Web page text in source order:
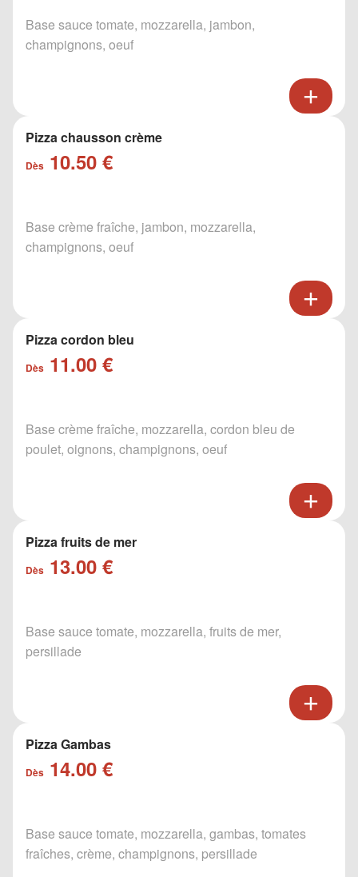
Base sauce tomate, mozzarella, jambon,
champignons, oeuf
Pizza chausson crème
Dès 10.50 €
Base crème fraîche, jambon, mozzarella,
champignons, oeuf
Pizza cordon bleu
Dès 11.00 €
Base crème fraîche, mozzarella, cordon bleu de
poulet, oignons, champignons, oeuf
Pizza fruits de mer
Dès 13.00 €
Base sauce tomate, mozzarella, fruits de mer,
persillade
Pizza Gambas
Dès 14.00 €
Base sauce tomate, mozzarella, gambas, tomates
fraîches, crème, champignons, persillade